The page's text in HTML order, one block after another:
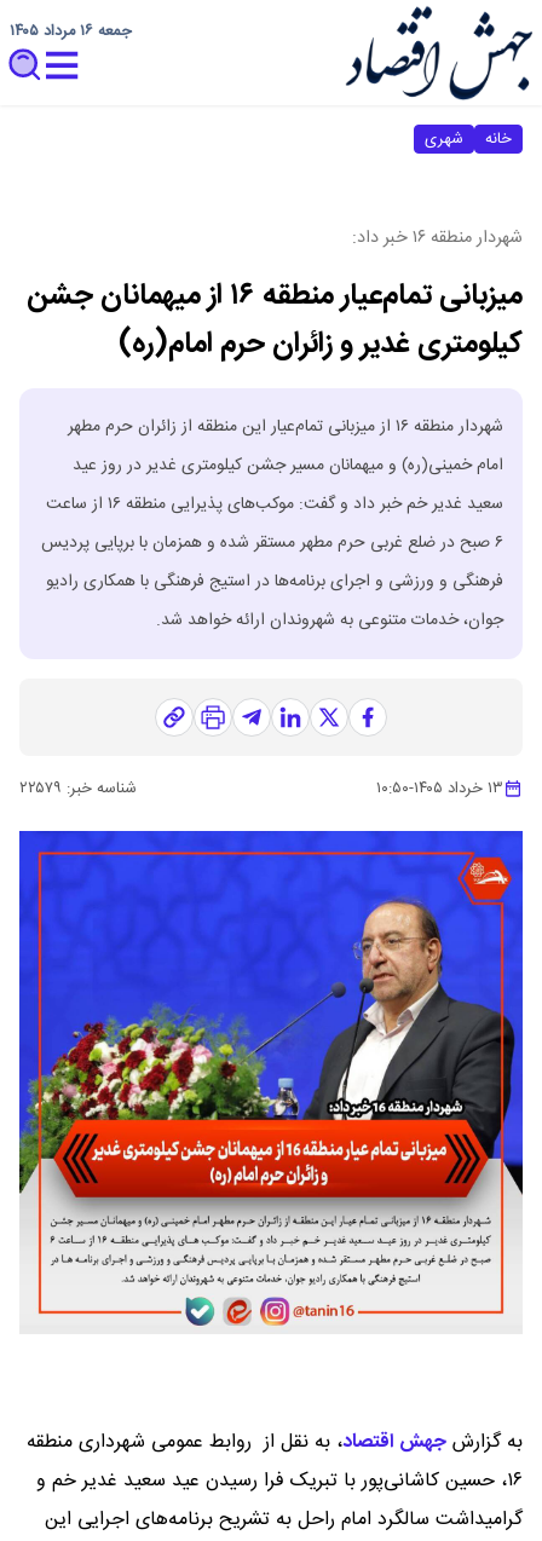
جمعه ۱۶ مرداد ۱۴۰۵
خانه شهری
شهردار منطقه ۱۶ خبر داد:
میزبانی تمام‌عیار منطقه ۱۶ از میهمانان جشن
کیلومتری غدیر و زائران حرم امام(ره)
شهردار منطقه ۱۶ از میزبانی تمام‌عیار این منطقه از زائران حرم مطهر
امام خمینی(ره) و میهمانان مسیر جشن کیلومتری غدیر در روز عید
سعید غدیر خم خبر داد و گفت: موکب‌های پذیرایی منطقه ۱۶ از ساعت
۶ صبح در ضلع غربی حرم مطهر مستقر شده و همزمان با برپایی پردیس
فرهنگی و ورزشی و اجرای برنامه‌ها در استیج فرهنگی با همکاری رادیو
جوان، خدمات متنوعی به شهروندان ارائه خواهد شد.
۱۳ خرداد ۱۴۰۵ -۱۰:۵۰ شناسه خبر: ۲۲۵۷۹
به گزارشجهش اقتصاد، به نقل از روابط عمومی شهرداری منطقه
۱۶، حسین کاشانی‌پور با تبریک فرا رسیدن عید سعید غدیر خم و
گرامیداشت سالگرد امام راحل به تشریح برنامه‌های اجرایی این